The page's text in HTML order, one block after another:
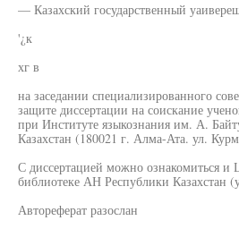
— Казахский государственный
'¿к
хг в
на заседании специализированного
защите диссертации на соискание
при Институте языкознания им. А.
Казахстан (180021 г. Алма-Ата. ул.
С диссертацией можно ознакомиться и
библиотеке АН Республики Казахстан
Автореферат разослан